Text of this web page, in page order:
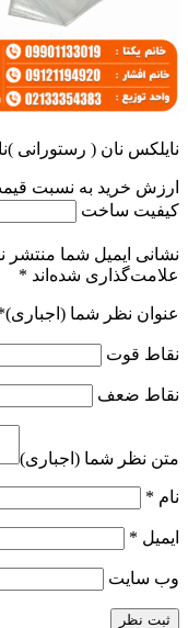
نایلکس نان ( رستورانی
ارزش خرید به نسبت
کیفیت ساخت
نشانی ایمیل شما منتشر
علامت‌گذاری شده‌اند *
عنوان نظر شما (اجباری)
نقاط قوت
نقاط ضعف
متن نظر شما (اجباری)
نام *
ایمیل *
وب‌ سایت